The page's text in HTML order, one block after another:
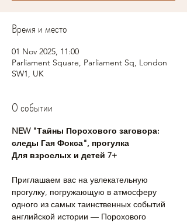
Время и место
01 Nov 2025, 11:00
Parliament Square, Parliament Sq, London
SW1, UK
О событии
NEW "Тайны Порохового заговора:
следы Гая Фокса", прогулка
Для взрослых и детей 7+
Приглашаем вас на увлекательную
прогулку, погружающую в атмосферу
одного из самых таинственных событий
английской истории — Порохового